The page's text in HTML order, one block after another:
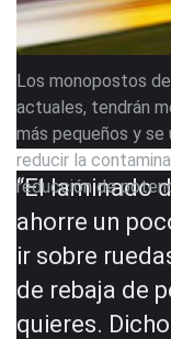
Los monopostos
actuales, tendrán
más pequeños y
reducir la
reducción de
“El laminado
ahorre un
ir sobre
de rebaja de
quieres.